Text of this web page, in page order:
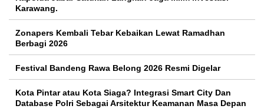
Karawang.
Zonapers Kembali Tebar Kebaikan Lewat Ramadhan
Berbagi 2026
Festival Bandeng Rawa Belong 2026 Resmi Digelar
Kota Pintar atau Kota Siaga? Integrasi Smart City Dan
Database Polri Sebagai Arsitektur Keamanan Masa Depan